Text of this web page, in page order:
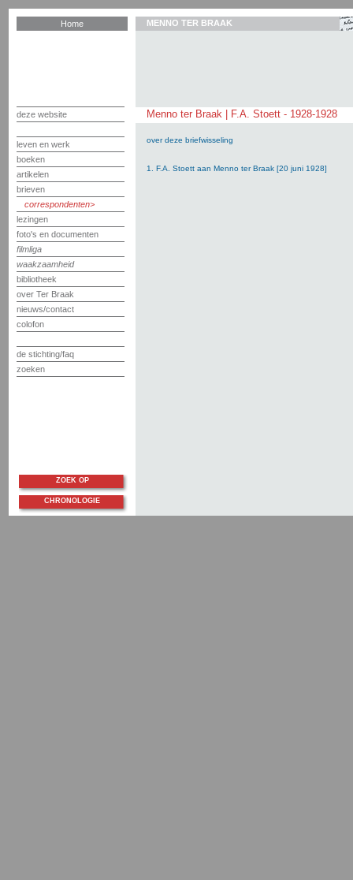
Home
deze website
leven en werk
boeken
artikelen
brieven
correspondenten
lezingen
foto's en documenten
filmliga
waakzaamheid
bibliotheek
over Ter Braak
nieuws/contact
colofon
de stichting/faq
zoeken
MENNO TER BRAAK
Menno ter Braak | F.A. Stoett - 1928-1928
over deze briefwisseling
1. F.A. Stoett aan Menno ter Braak [20 juni 1928]
ZOEK OP
CHRONOLOGIE